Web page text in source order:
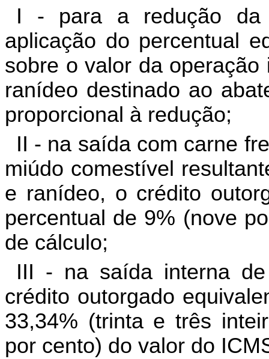
I - para a redução
aplicação do percentual
sobre o valor da
ranídeo destinado ao
proporcional à redução;
II - na saída com carne
miúdo comestível
e ranídeo, o crédito
percentual de 9% (nove
de cálculo;
III - na saída interna
crédito outorgado
33,34% (trinta e três
por cento) do valor do